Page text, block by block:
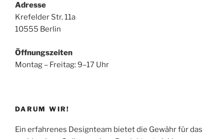
Adresse
Krefelder Str. 11a
10555 Berlin
Öffnungszeiten
Montag – Freitag: 9–17 Uhr
DARUM WIR!
Ein erfahrenes Designteam bietet die Gewähr für das